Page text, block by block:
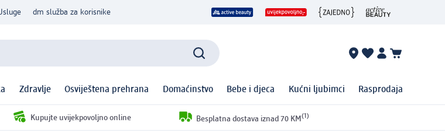
dm služba za korisnike
Zdravlje Osviještena prehrana Domaćinstvo Bebe i djeca Kućni ljubimci Rasprodaja
Kupujte uvijekpovoljno online Besplatna dostava iznad 70 KM (1)